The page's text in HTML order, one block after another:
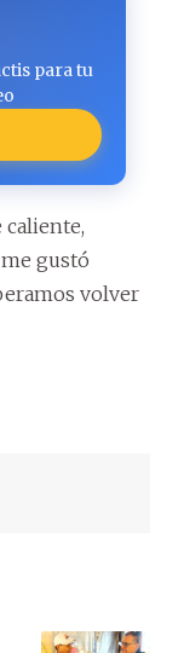
para tu
caliente,
gustó
volver